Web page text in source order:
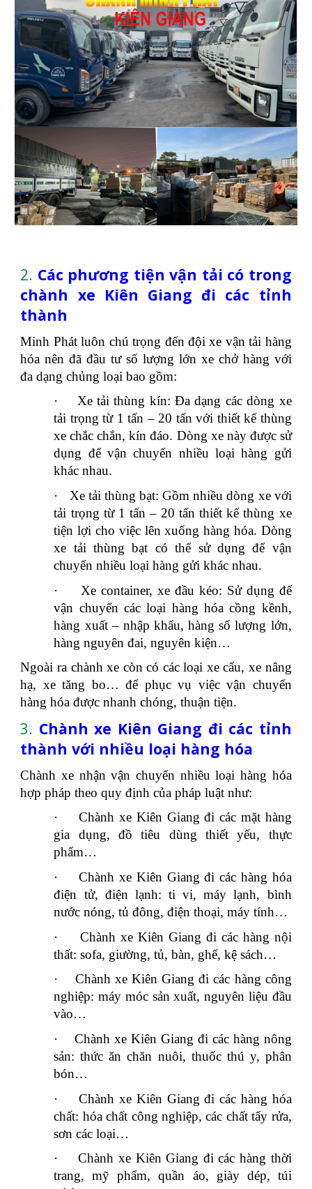
2. Các phương tiện vận tải có trong
chành xe Kiên Giang đi các tỉnh
thành
Minh Phát luôn chú trọng đến đội xe vận tải hàng
hóa nên đã đầu tư số lượng lớn xe chở hàng với
đa dạng chủng loại bao gồm:
·
Xe tải thùng kín: Đa dạng các dòng xe
tải trọng từ 1 tấn – 20 tấn với thiết kế thùng
xe chắc chắn, kín đáo. Dòng xe này được sử
dụng để vận chuyển nhiều loại hàng gửi
khác nhau.
·
Xe tải thùng bạt: Gồm nhiều dòng xe với
tải trọng từ 1 tấn – 20 tấn thiết kế thùng xe
tiện lợi cho việc lên xuống hàng hóa. Dòng
xe tải thùng bạt có thể sử dụng để vận
chuyển nhiều loại hàng gửi khác nhau.
·
Xe container, xe đầu kéo: Sử dụng để
vận chuyển các loại hàng hóa cồng kềnh,
hàng xuất – nhập khẩu, hàng số lượng lớn,
hàng nguyên đai, nguyên kiện…
Ngoài ra chành xe còn có các loại xe cẩu, xe nâng
hạ, xe tăng bo… để phục vụ việc vận chuyển
hàng hóa được nhanh chóng, thuận tiện.
3. Chành xe Kiên Giang đi các tỉnh
thành với nhiều loại hàng hóa
Chành xe nhận vận chuyển nhiều loại hàng hóa
hợp pháp theo quy định của pháp luật như:
·
Chành xe Kiên Giang đi các mặt hàng
gia dụng, đồ tiêu dùng thiết yếu, thực
phẩm…
·
Chành xe Kiên Giang đi các hàng hóa
điện tử, điện lạnh: ti vi, máy lạnh, bình
nước nóng, tủ đông, điện thoại, máy tính…
·
Chành xe Kiên Giang đi các hàng nội
thất: sofa, giường, tủ, bàn, ghế, kệ sách…
·
Chành xe Kiên Giang đi các hàng công
nghiệp: máy móc sản xuất, nguyên liệu đầu
vào…
·
Chành xe Kiên Giang đi các hàng nông
sản: thức ăn chăn nuôi, thuốc thú y, phân
bón…
·
Chành xe Kiên Giang đi các hàng hóa
chất: hóa chất công nghiệp, các chất tẩy rửa,
sơn các loại…
·
Chành xe Kiên Giang đi các hàng thời
trang, mỹ phẩm, quần áo, giày dép, túi